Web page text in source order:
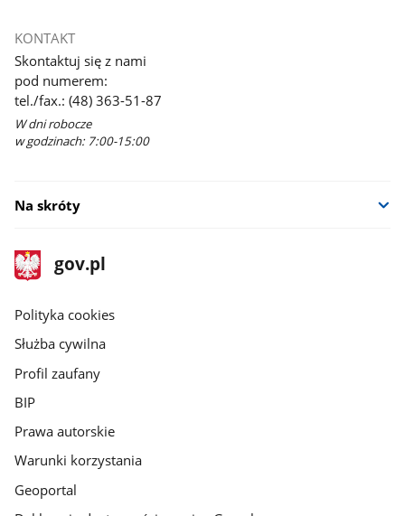
KONTAKT
Skontaktuj się z nami
pod numerem:
tel./fax.: (48) 363-51-87
W dni robocze
w godzinach: 7:00-15:00
Na skróty
stopka
gov.pl
Strona
gov.pl
gov.pl
Polityka cookies
Służba cywilna
Profil zaufany
BIP
Prawa autorskie
Warunki korzystania
Geoportal